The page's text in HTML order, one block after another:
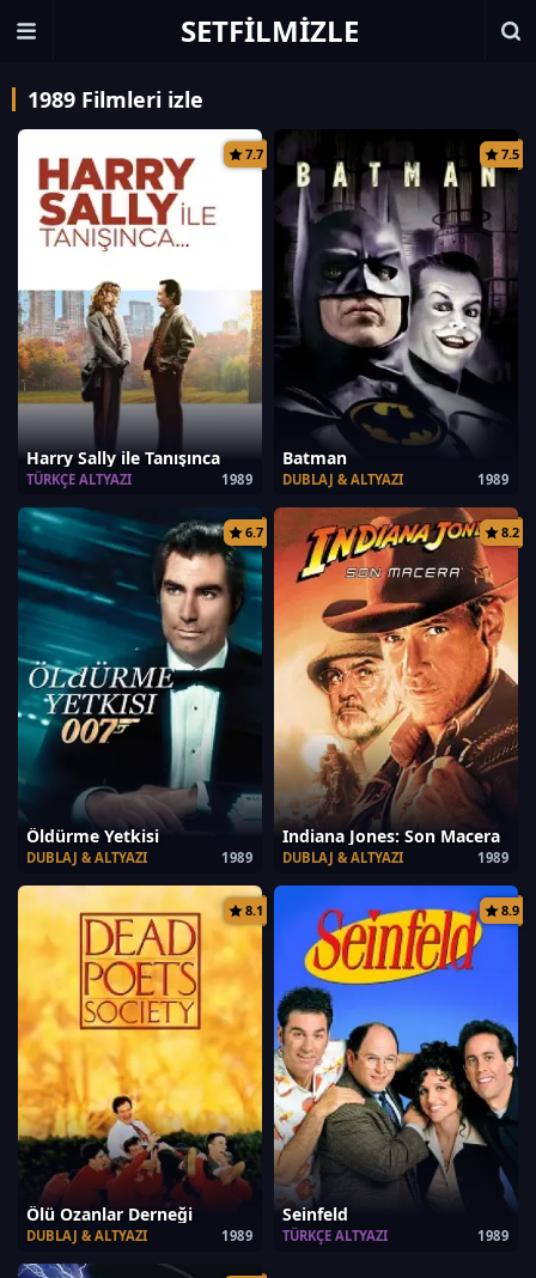
SETFILMIZLE
1989 Filmleri izle
7.7
Harry Sally ile Tanışınca
1989
TÜRKÇE ALTYAZI
7.5
Batman
1989
DUBLAJ & ALTYAZI
6.7
Öldürme Yetkisi
1989
DUBLAJ & ALTYAZI
8.2
Indiana Jones: Son Macera
1989
DUBLAJ & ALTYAZI
8.1
Ölü Ozanlar Derneği
1989
DUBLAJ & ALTYAZI
8.9
Seinfeld
1989
TÜRKÇE ALTYAZI